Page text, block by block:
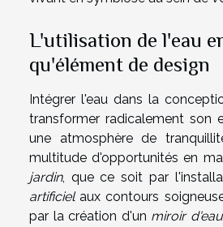
L'utilisation de l'eau
qu'élément de design
Intégrer l'eau dans la
transformer radicalement son
une atmosphère de
multitude d'opportunités en
jardin, que ce soit par
artificielaux contours
par la création d'un miroir d'eau